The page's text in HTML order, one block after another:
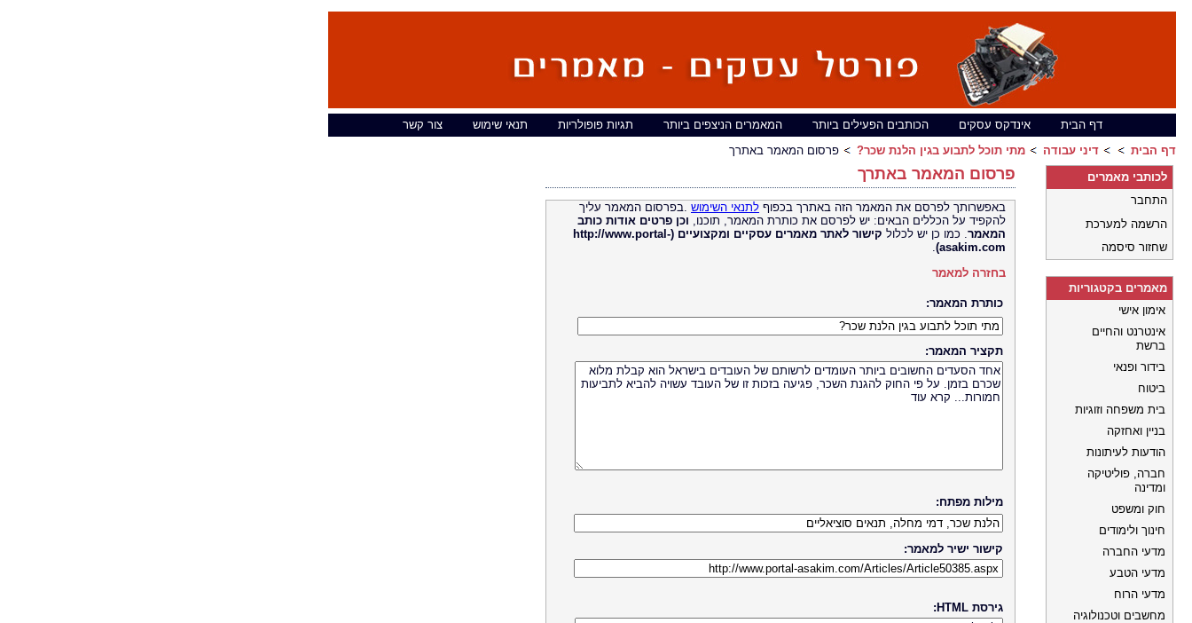
דף הבית אינדקס עסקים הכותבים הפעילים ביותר המאמרים הניצפים ביותר תגיות פופולריות תנאי שימוש
צור קשר
דף הבית
דיני עבודה מתי תוכל לתבוע בגין הלנת שכר? פרסום המאמר באתרך
פרסום המאמר באתרך
באפשרותך לפרסם את המאמר הזה באתרך בכפוף לתנאי השימוש .בפרסום המאמר עליך
להקפיד על הכללים הבאים: יש לפרסם את כותרת המאמר, תוכנו, וכן פרטים אודות כותב
המאמר. כמו כן יש לכלול קישור לאתר
מאמרים עסקיים ומקצועיים (http://www.portal-
asakim.com)
.
בחזרה למאמר
כותרת המאמר:
תקציר המאמר:
מילות מפתח:
קישור ישיר למאמר:
גירסת HTML:
לכותבי מאמרים
התחבר
הרשמה למערכת
שחזור סיסמה
מאמרים בקטגוריות
אימון אישי
אינטרנט והחיים
ברשת
בידור ופנאי
ביטוח
בית משפחה וזוגיות
בניין ואחזקה
הודעות לעיתונות
חברה, פוליטיקה
ומדינה
חוק ומשפט
חינוך ולימודים
מדעי החברה
מדעי הטבע
מדעי הרוח
מחשבים וטכנולוגיה